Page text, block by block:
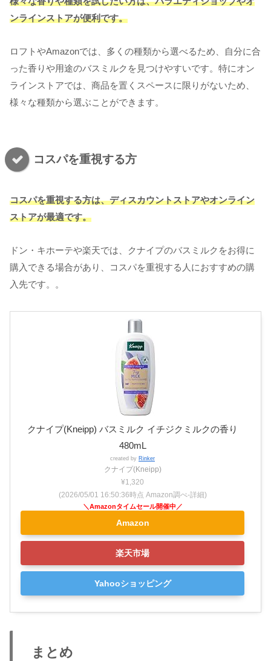
ンラインストアが便利です。
ロフトやAmazonでは、多くの種類から選べるため、自分に合
った香りや用途のバスミルクを見つけやすいです。特にオン
ラインストアでは、商品を置くスペースに限りがないため、
様々な種類から選ぶことができます。
コスパを重視する方
コスパを重視する方は、ディスカウントストアやオンライン
ストアが最適です。
ドン・キホーテや楽天では、クナイプのバスミルクをお得に
購入できる場合があり、コスパを重視する人におすすめの購
入先です。。
クナイプ(Kneipp) バスミルク イチジクミルクの香り
480mL
created by Rinker
クナイプ(Kneipp)
¥1,320
(2026/05/01 16:50:36時点 Amazon調べ-詳細)
Amazon
楽天市場
Yahooショッピング
まとめ